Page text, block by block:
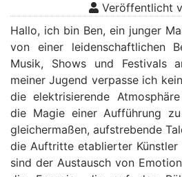
Veröffentlicht
Hallo, ich bin Ben, ein junger
von einer leidenschaftlichen
Musik, Shows und Festivals
meiner Jugend verpasse ich
die elektrisierende
die Magie einer Aufführung
gleichermaßen, aufstrebende
die Auftritte etablierter Künstler
sind der Austausch von